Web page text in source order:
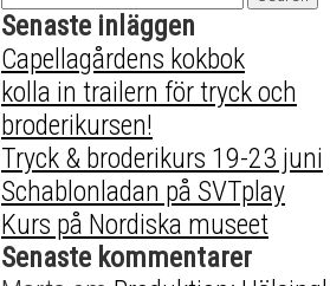
for:
Senaste inläggen
Capellagårdens kokbok
kolla in trailern för tryck och
broderikursen!
Tryck & broderikurs 19-23 juni
Schablonladan på SVTplay
Kurs på Nordiska museet
Senaste kommentarer